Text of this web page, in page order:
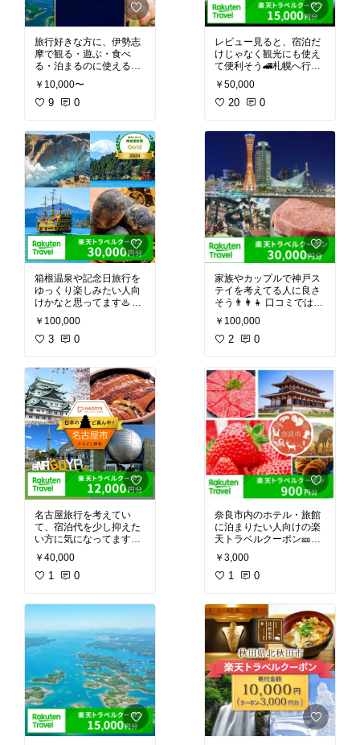
旅行好きな方に、伊勢志
摩で観る・遊ぶ・食べ
る・泊まるのに使えるの
が良さそう🎫 口コミを調
べたところ、使いやすさ
と施設の多さが好評でし
￥10,000〜
9 0
箱根温泉や記念日旅行を
ゆっくり楽しみたい人向
けかなと思ってます♨️ 地
域創生賞受賞の箱根町ク
ーポンで、対象宿も多い
みたいで気になってま
￥100,000
3 0
名古屋旅行を考えてい
て、宿泊代を少し抑えた
い方に気になってます🌿
口コミでは対象施設で使
えて便利そうで、旅の予
定に合わせやすい点がよ
￥40,000
1 0
レビュー見ると、宿泊だ
けじゃなく観光にも使え
て便利そう🚄札幌へ行く
予定がある人に良さそう
です♪
￥50,000
20 0
家族やカップルで神戸ス
テイを考えてる人に良さ
そう👨‍👩‍👧 口コミでは対
象施設が多くて楽天トラ
ベル予約時も使いやすい
みたいで、私も一度試し
￥100,000
2 0
奈良市内のホテル・旅館
に泊まりたい人向けの楽
天トラベルクーポン🎫レ
ビューを見ると、寄付額
に応じたクーポン金額
で、奈良市の対象施設の
付日から有効期限が3年
間と長めなので、家族旅
行の予定を立てやすそう
で気になっています。奈
良観光をゆっくり楽しみ
たい方はチェック♪
￥3,000
1 0